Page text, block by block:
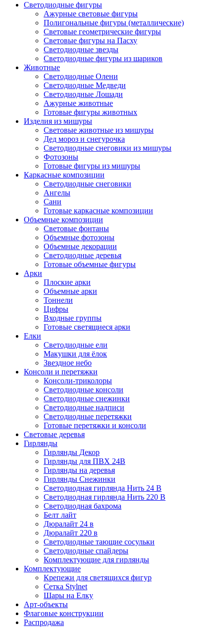
Светодиодные фигуры
Ажурные световые фигуры
Полигональные фигуры (металлические)
Световые геометрические фигуры
Световые фигуры на Пасху
Светодиодные звезды
Светодиодные фигуры из шариков
Животные
Светодиодные Олени
Светодиодные Медведи
Светодиодные Лошади
Ажурные животные
Готовые фигуры животных
Изделия из мишуры
Световые животные из мишуры
Дед мороз и снегурочка
Светодиодные снеговики из мишуры
Фотозоны
Готовые фигуры из мишуры
Каркасные композиции
Светодиодные снеговики
Ангелы
Сани
Готовые каркасные композиции
Объемные композиции
Световые фонтаны
Объемные фотозоны
Объемные декорации
Светодиодные деревья
Готовые объемные фигуры
Арки
Плоские арки
Объемные арки
Тоннели
Цифры
Входные группы
Готовые светящиеся арки
Елки
Светодиодные ели
Макушки для ёлок
Звездное небо
Консоли и перетяжки
Консоли-триколоры
Светодиодные консоли
Светодиодные снежинки
Светодиодные надписи
Светодиодные перетяжки
Готовые перетяжки и консоли
Световые деревья
Гирлянды
Гирлянды Декор
Гирлянды для ПВХ 24В
Гирлянды на деревья
Гирлянды Снежинки
Светодиодная гирлянда Нить 24 В
Светодиодная гирлянда Нить 220 В
Светодиодная бахрома
Белт лайт
Дюралайт 24 в
Дюралайт 220 в
Светодиодные тающие сосульки
Светодиодные спайдеры
Комплектующие для гирлянды
Комплектующие
Крепежи для светящихся фигур
Сетка Stylnet
Шары на Елку
Арт-объекты
Флаговые конструкции
Распродажа